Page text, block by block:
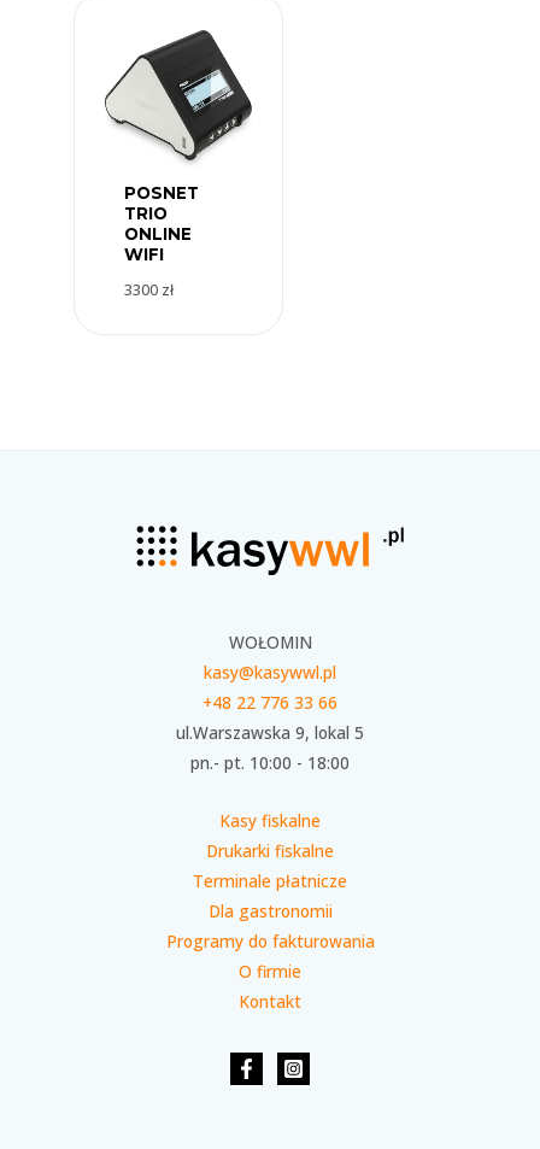
POSNET
TRIO
ONLINE
WIFI
3300 zł
WOŁOMIN
kasy@kasywwl.pl
+48 22 776 33 66
ul.Warszawska 9, lokal 5
pn.- pt. 10:00 - 18:00
Kasy fiskalne
Drukarki fiskalne
Terminale płatnicze
Dla gastronomii
Programy do fakturowania
O firmie
Kontakt